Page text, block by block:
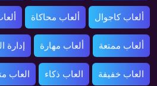
ألعاب كاجوال ألعاب محاكاة
ألعاب ممتعة ألعاب مهارة إدارة
العاب خفيفة العاب ذكاء العاب